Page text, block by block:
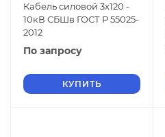
Кабель силовой 3х120 -
10кВ СБШв ГОСТ Р 55025-
2012
По запросу
КУПИТЬ